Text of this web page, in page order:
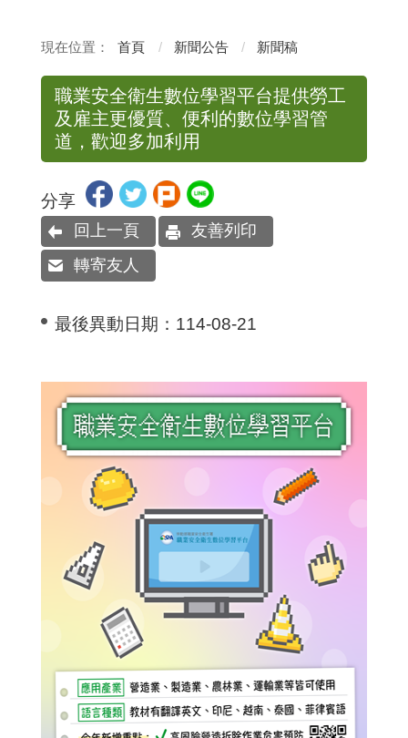
首頁 新聞公告 新聞稿
職業安全衛生數位學習平台提供勞工
及雇主更優質、便利的數位學習管
道，歡迎多加利用
分享
回上一頁
友善列印
轉寄友人
最後異動日期： 114-08-21